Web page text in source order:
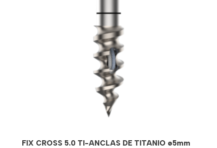
FIX CROSS 5.0 TI-ANCLAS DE TITANIO ø5mm